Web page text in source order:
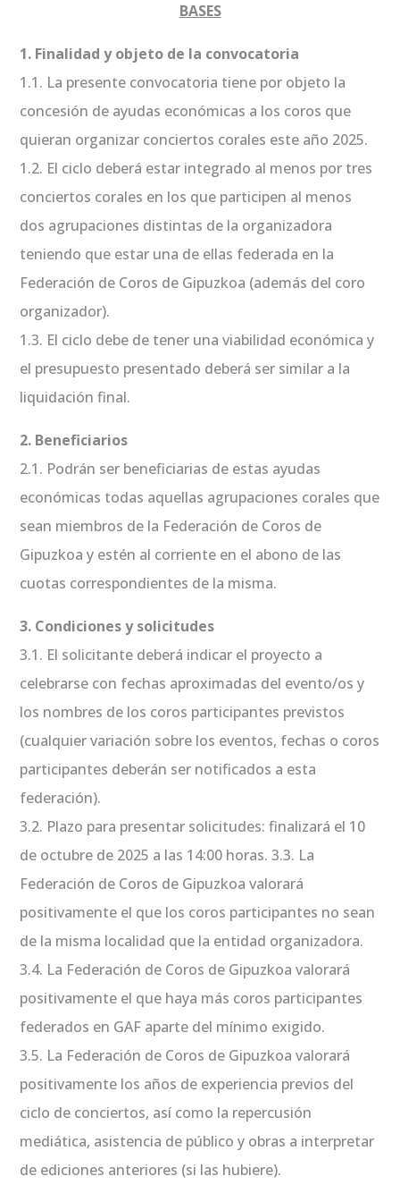
BASES
1. Finalidad y objeto de la convocatoria
1.1. La presente convocatoria tiene por objeto la
concesión de ayudas económicas a los coros que
quieran organizar conciertos corales este año 2025.
1.2. El ciclo deberá estar integrado al menos por tres
conciertos corales en los que participen al menos
dos agrupaciones distintas de la organizadora
teniendo que estar una de ellas federada en la
Federación de Coros de Gipuzkoa (además del coro
organizador).
1.3. El ciclo debe de tener una viabilidad económica y
el presupuesto presentado deberá ser similar a la
liquidación final.
2. Beneficiarios
2.1. Podrán ser beneficiarias de estas ayudas
económicas todas aquellas agrupaciones corales que
sean miembros de la Federación de Coros de
Gipuzkoa y estén al corriente en el abono de las
cuotas correspondientes de la misma.
3. Condiciones y solicitudes
3.1. El solicitante deberá indicar el proyecto a
celebrarse con fechas aproximadas del evento/os y
los nombres de los coros participantes previstos
(cualquier variación sobre los eventos, fechas o coros
participantes deberán ser notificados a esta
federación).
3.2. Plazo para presentar solicitudes: finalizará el 10
de octubre de 2025 a las 14:00 horas. 3.3. La
Federación de Coros de Gipuzkoa valorará
positivamente el que los coros participantes no sean
de la misma localidad que la entidad organizadora.
3.4. La Federación de Coros de Gipuzkoa valorará
positivamente el que haya más coros participantes
federados en GAF aparte del mínimo exigido.
3.5. La Federación de Coros de Gipuzkoa valorará
positivamente los años de experiencia previos del
ciclo de conciertos, así como la repercusión
mediática, asistencia de público y obras a interpretar
de ediciones anteriores (si las hubiere).